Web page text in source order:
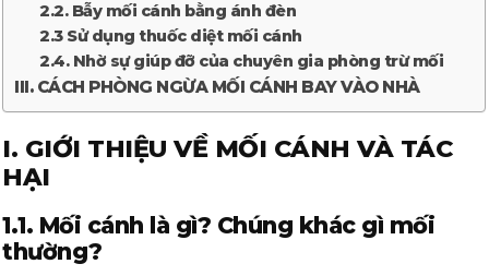
2.2. Bẫy mối cánh bằng ánh đèn
2.3 Sử dụng thuốc diệt mối cánh
2.4. Nhờ sự giúp đỡ của chuyên gia phòng trừ mối
III. CÁCH PHÒNG NGỪA MỐI CÁNH BAY VÀO NHÀ
I. GIỚI THIỆU VỀ MỐI CÁNH VÀ TÁC
HẠI
1.1. Mối cánh là gì? Chúng khác gì mối
thường?